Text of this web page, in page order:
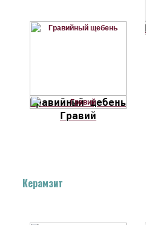
Гравийный щебень
Гравий
Керамзит